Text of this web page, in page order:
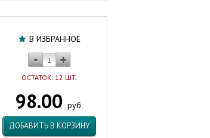
В ИЗБРАННОЕ
ОСТАТОК: 12 ШТ.
98.00 руб.
ДОБАВИТЬ В КОРЗИНУ